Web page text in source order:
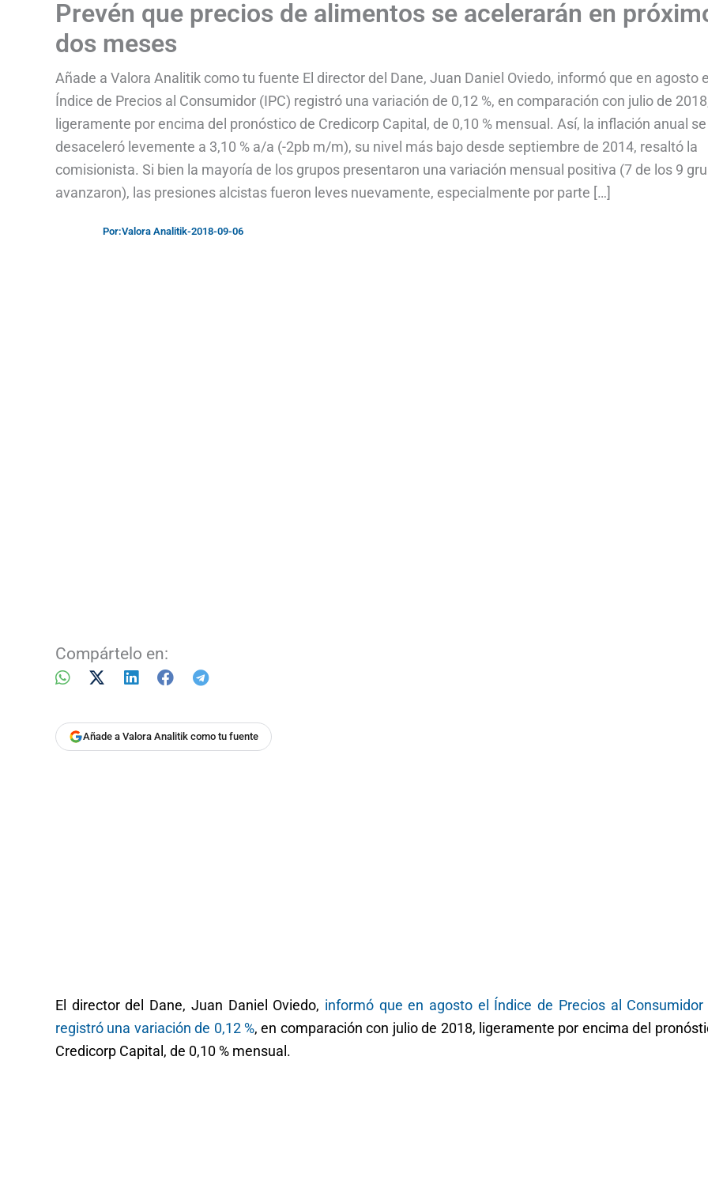
Prevén que precios de alimentos se acelerarán en
dos meses
Añade a Valora Analitik como tu fuente El director del Dane, Juan Daniel Oviedo, informó que en agosto el
Índice de Precios al Consumidor (IPC) registró una variación de 0,12 %, en comparación con julio de
ligeramente por encima del pronóstico de Credicorp Capital, de 0,10 % mensual. Así, la inflación anual se
desaceleró levemente a 3,10 % a/a (-2pb m/m), su nivel más bajo desde septiembre de 2014, resaltó la
comisionista. Si bien la mayoría de los grupos presentaron una variación mensual positiva (7 de los 9
avanzaron), las presiones alcistas fueron leves nuevamente, especialmente por parte […]
Por:Valora Analitik-2018-09-06
Compártelo en:
Añade a Valora Analitik como tu fuente
El director del Dane, Juan Daniel Oviedo, informó que en agosto el Índice de Precios al Consumidor
registró una variación de 0,12 %, en comparación con julio de 2018, ligeramente por encima del
Credicorp Capital, de 0,10 % mensual.